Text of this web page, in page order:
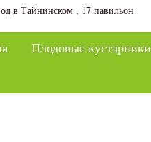
в Тайнинском , 17 павильон
Плодовые кустарники